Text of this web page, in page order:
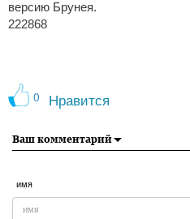
версию Брунея.
222868
0 Нравится
Ваш комментарий
имя